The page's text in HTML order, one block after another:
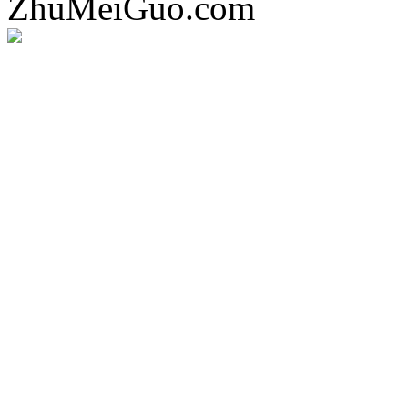
ZhuMeiGuo.com